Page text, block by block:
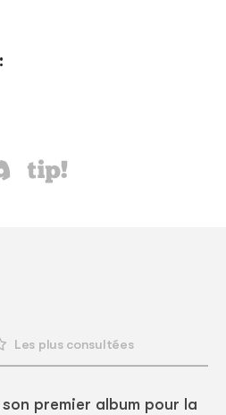
Les plus consultées
premier album pour la